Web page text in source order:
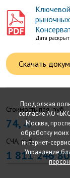
Продолжая
согласие АО
Москва,
обработку
интернет-
Управление
Дата
Скачать
Стоимость пая, руб.
74, 40
СЧА, руб.
1 811 246